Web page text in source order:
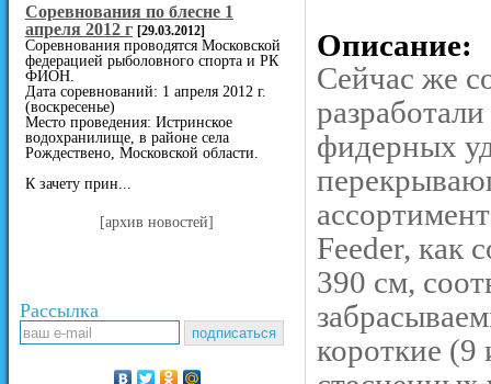
Cоревнования по блесне 1
апреля 2012 г [29.03.2012]
Соревнования проводятся Московской
федерацией рыболовного спорта и РК
ФИОН.
Дата соревнований: 1 апреля 2012 г.
(воскресенье)
Место проведения: Истринское
водохранилище, в районе села
Рождествено, Московской области.
К зачету прин...
[архив новостей]
Рассылка
Описание:
Сейчас же
фидерных
Feeder, как
390 см,
короткие (9